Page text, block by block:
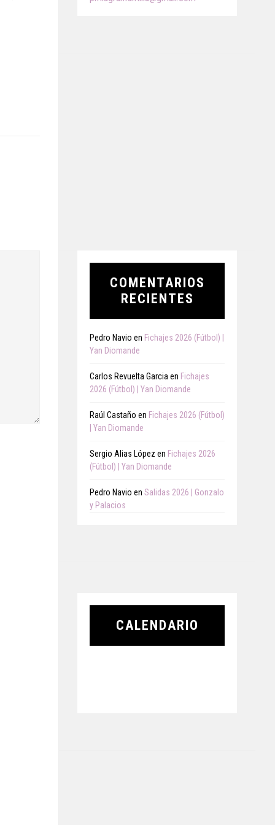
COMENTARIOS
RECIENTES
Pedro Navio en Fichajes 2026 (Fútbol) |
Yan Diomande
Carlos Revuelta Garcia en Fichajes
2026 (Fútbol) | Yan Diomande
Raúl Castaño en Fichajes 2026 (Fútbol)
| Yan Diomande
Sergio Alias López en Fichajes 2026
(Fútbol) | Yan Diomande
Pedro Navio en Salidas 2026 | Gonzalo
y Palacios
CALENDARIO